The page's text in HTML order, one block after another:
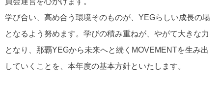
学び合い、高め合う環境そのものが、YEGらしい成長の場
となるよう努めます。学びの積み重ねが、やがて大きな力
となり、那覇YEGから未来へと続くMOVEMENTを生み出
していくことを、本年度の基本方針といたします。